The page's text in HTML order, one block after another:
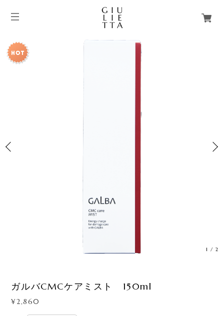
1 /2
ガルバCMCケアミスト 150ml
¥2,860